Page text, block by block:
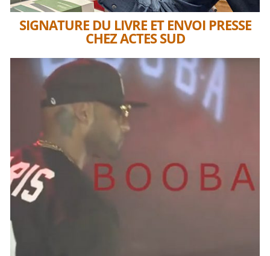
SIGNATURE DU LIVRE ET ENVOI PRESSE
CHEZ ACTES SUD